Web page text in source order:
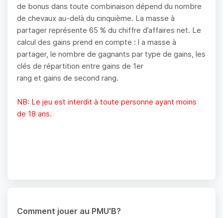
de bonus dans toute combinaison dépend du nombre
de chevaux au-delà du cinquième. La masse à
partager représente 65 % du chiffre d’affaires net. Le
calcul des gains prend en compte : l a masse à
partager, le nombre de gagnants par type de gains, les
clés de répartition entre gains de 1er
rang et gains de second rang.
NB: Le jeu est interdit à toute personne ayant moins
de 18 ans.
Comment jouer au PMU'B?